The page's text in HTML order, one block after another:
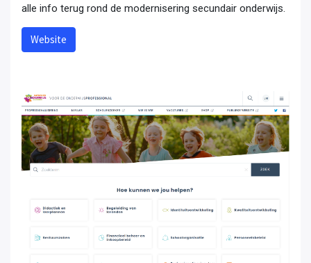
alle info terug rond de modernisering secundair onderwijs.
Website